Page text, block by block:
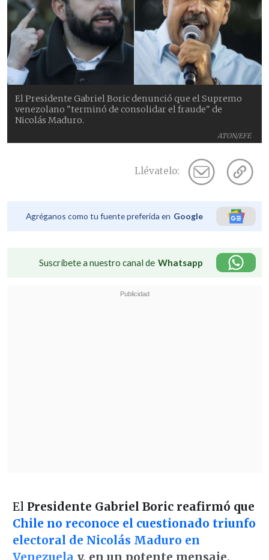
ATON/EFE
El Presidente Gabriel Boric denunció que el Supremo
venezolano "terminó de consolidar el fraude" de
Nicolás Maduro.
Llévatelo:
Agréganos como tu fuente preferida en Google
Suscríbete a nuestro canal de Whatsapp
El Presidente Gabriel Boric reafirmó que
Chile no reconoce el cuestionado triunfo
electoral de Nicolás Maduro en
Venezuela y, en un potente mensaje,